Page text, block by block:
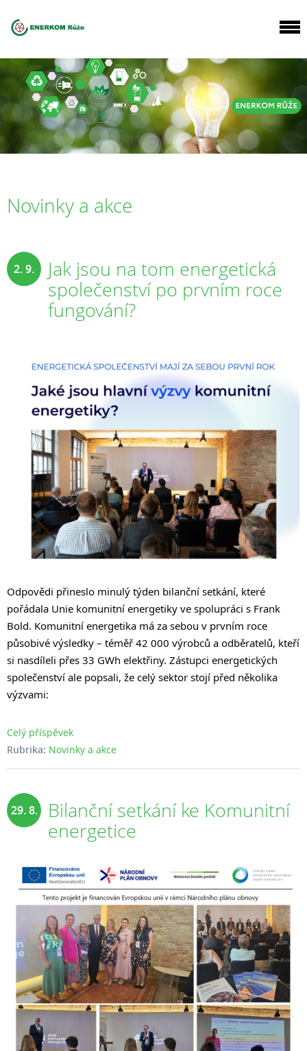
Novinky a akce
2. 9.
Jak jsou na tom energetická
společenství po prvním roce
fungování?
Odpovědi přineslo minulý týden bilanční setkání, které
pořádala Unie komunitní energetiky ve spolupráci s Frank
Bold. Komunitní energetika má za sebou v prvním roce
působivé výsledky – téměř 42 000 výrobců a odběratelů, kteří
si nasdíleli přes 33 GWh elektřiny. Zástupci energetických
společenství ale popsali, že celý sektor stojí před několika
výzvami:
Celý příspěvek
Rubrika: Novinky a akce
29. 8.
Bilanční setkání ke Komunitní
energetice